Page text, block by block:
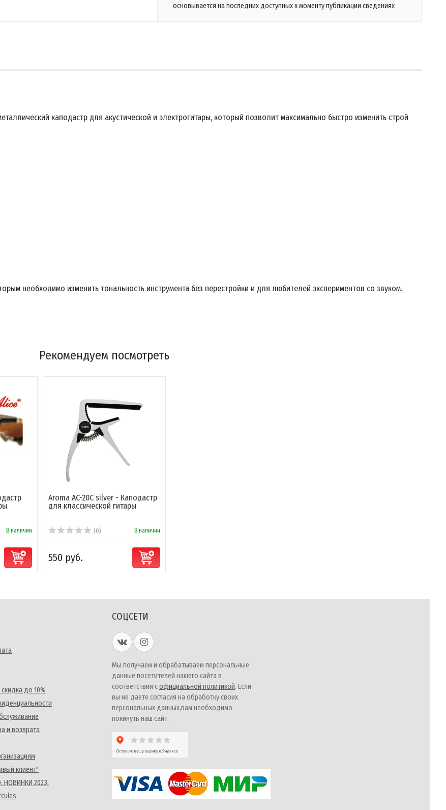
основывается на последних доступных к моменту публикации сведениях
каподастр для акустической и электрогитары, который позволит максимально быстро изменить строй
необходимо изменить тональность инструмента без перестройки и для любителей экспериментов со звуком.
Рекомендуем посмотреть
В наличии
Aroma AC-20C silver - Каподастр
для классической гитары
(0) В наличии
550 руб.
до 10%
и возврата
клиент"
НОВИНКИ 2023.
СОЦСЕТИ
Мы получаем и обрабатываем персональные
данные посетителей нашего сайта в
соответствии софициальной политикой. Если
вы не даете согласия на обработку своих
персональных данных,вам необходимо
покинуть наш сайт.